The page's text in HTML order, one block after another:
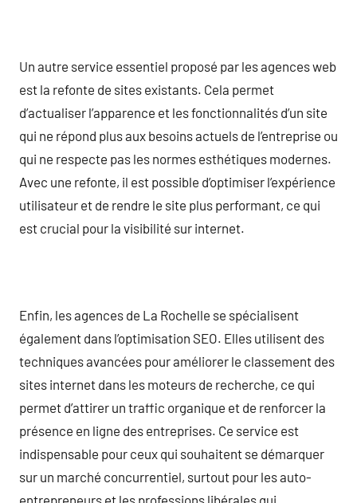
Un autre service essentiel proposé par les agences web
est la refonte de sites existants. Cela permet
d’actualiser l’apparence et les fonctionnalités d’un site
qui ne répond plus aux besoins actuels de l’entreprise ou
qui ne respecte pas les normes esthétiques modernes.
Avec une refonte, il est possible d’optimiser l’expérience
utilisateur et de rendre le site plus performant, ce qui
est crucial pour la visibilité sur internet.
Enfin, les agences de La Rochelle se spécialisent
également dans l’optimisation SEO. Elles utilisent des
techniques avancées pour améliorer le classement des
sites internet dans les moteurs de recherche, ce qui
permet d’attirer un traffic organique et de renforcer la
présence en ligne des entreprises. Ce service est
indispensable pour ceux qui souhaitent se démarquer
sur un marché concurrentiel, surtout pour les auto-
entrepreneurs et les professions libérales qui